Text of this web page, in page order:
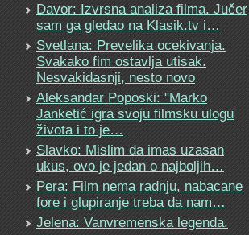
Davor: Izvrsna analiza filma. Jučer
sam ga gledao na Klasik.tv i…
Svetlana: Prevelika ocekivanja.
Svakako fim ostavlja utisak.
Nesvakidasnji, nesto novo
Aleksandar Poposki: "Marko
Janketić igra svoju filmsku ulogu
života i to je…
Slavko: Mislim da imas uzasan
ukus, ovo je jedan o najboljih…
Pera: Film nema radnju, nabacane
fore i glupiranje treba da nam…
Jelena: Vanvremenska legenda.